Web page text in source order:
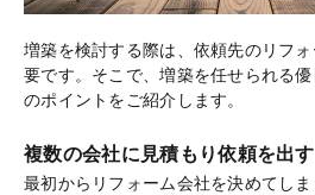
増築を検討する際は、依頼先のリフ
要です。そこで、増築を任せられる
のポイントをご紹介します。
複数の会社に見積もり依頼を出す
最初からリフォーム会社を決めてし